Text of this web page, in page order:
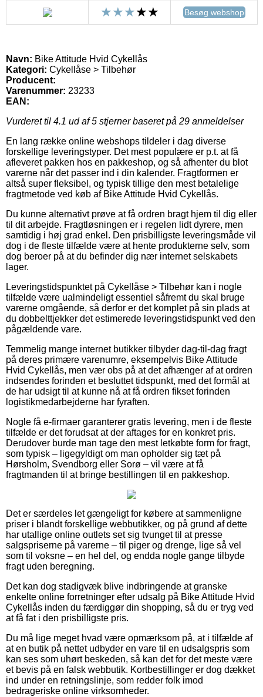
Besøg webshop
Navn: Bike Attitude Hvid Cykellås
Kategori: Cykellåse > Tilbehør
Producent:
Varenummer: 23233
EAN:
Vurderet til 4.1 ud af 5 stjerner baseret på 29 anmeldelser
En lang række online webshops tildeler i dag diverse
forskellige leveringstyper. Det mest populære er p.t. at få
afleveret pakken hos en pakkeshop, og så afhenter du blot
varerne når det passer ind i din kalender. Fragtformen er
altså super fleksibel, og typisk tillige den mest betalelige
fragtmetode ved køb af Bike Attitude Hvid Cykellås.
Du kunne alternativt prøve at få ordren bragt hjem til dig eller
til dit arbejde. Fragtløsningen er i regelen lidt dyrere, men
samtidig i høj grad enkel. Den prisbilligste leveringsmåde vil
dog i de fleste tilfælde være at hente produkterne selv, som
dog beroer på at du befinder dig nær internet selskabets
lager.
Leveringstidspunktet på Cykellåse > Tilbehør kan i nogle
tilfælde være ualmindeligt essentiel såfremt du skal bruge
varerne omgående, så derfor er det komplet på sin plads at
du dobbelttjekker det estimerede leveringstidspunkt ved den
pågældende vare.
Temmelig mange internet butikker tilbyder dag-til-dag fragt
på deres primære varenumre, eksempelvis Bike Attitude
Hvid Cykellås, men vær obs på at det afhænger af at ordren
indsendes forinden et besluttet tidspunkt, med det formål at
de har udsigt til at kunne nå at få ordren fikset forinden
logistikmedarbejderne har fyraften.
Nogle få e-firmaer garanterer gratis levering, men i de fleste
tilfælde er det forudsat at der aftages for en konkret pris.
Derudover burde man tage den mest letkøbte form for fragt,
som typisk – ligegyldigt om man opholder sig tæt på
Hørsholm, Svendborg eller Sorø – vil være at få
fragtmanden til at bringe bestillingen til en pakkeshop.
Det er særdeles let gængeligt for købere at sammenligne
priser i blandt forskellige webbutikker, og på grund af dette
har utallige online outlets set sig tvunget til at presse
salgspriserne på varerne – til piger og drenge, lige så vel
som til voksne – en hel del, og endda nogle gange tilbyde
fragt uden beregning.
Det kan dog stadigvæk blive indbringende at granske
enkelte online forretninger efter udsalg på Bike Attitude Hvid
Cykellås inden du færdiggør din shopping, så du er tryg ved
at få fat i den prisbilligste pris.
Du må lige meget hvad være opmærksom på, at i tilfælde af
at en butik på nettet udbyder en vare til en udsalgspris som
kan ses som uhørt beskeden, så kan det for det meste være
et bevis på en falsk webbutik. Kortbestillinger er dog dækket
ind under en retningslinje, som redder folk imod
bedrageriske online virksomheder.